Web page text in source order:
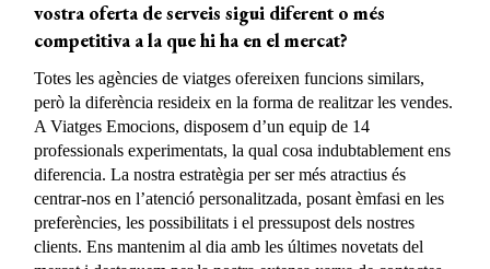
vostra oferta de serveis sigui diferent o més
competitiva a la que hi ha en el mercat?
Totes les agències de viatges ofereixen funcions similars,
però la diferència resideix en la forma de realitzar les vendes.
A Viatges Emocions, disposem d’un equip de 14
professionals experimentats, la qual cosa indubtablement ens
diferencia. La nostra estratègia per ser més atractius és
centrar-nos en l’atenció personalitzada, posant èmfasi en les
preferències, les possibilitats i el pressupost dels nostres
clients. Ens mantenim al dia amb les últimes novetats del